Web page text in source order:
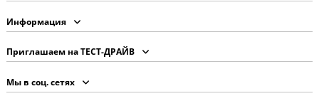
Информация
Приглашаем на ТЕСТ-ДРАЙВ
Мы в соц. сетях